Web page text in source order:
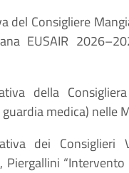
del Consigliere
EUSAIR
della
medica) nelle
dei Consiglieri
Piergallini